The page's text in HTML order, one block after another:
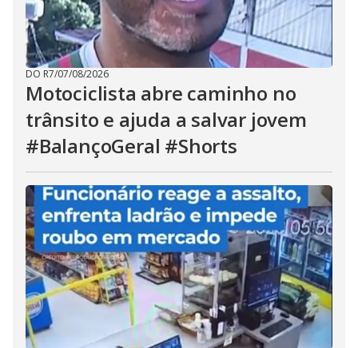
DO R7/07/08/2026
Motociclista abre caminho no
trânsito e ajuda a salvar jovem
#BalançoGeral #Shorts